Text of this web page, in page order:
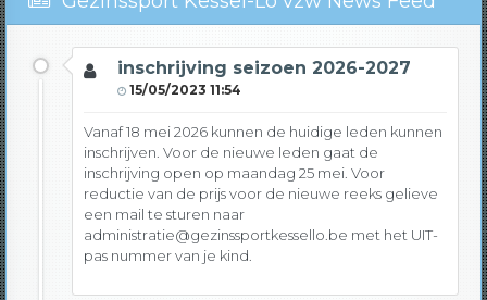
inschrijving seizoen 2026-2027
15/05/2023 11:54
Vanaf 18 mei 2026 kunnen de huidige leden kunnen
inschrijven. Voor de nieuwe leden gaat de
inschrijving open op maandag 25 mei. Voor
reductie van de prijs voor de nieuwe reeks gelieve
een mail te sturen naar
administratie@gezinssportkessello.be met het UIT-
pas nummer van je kind.